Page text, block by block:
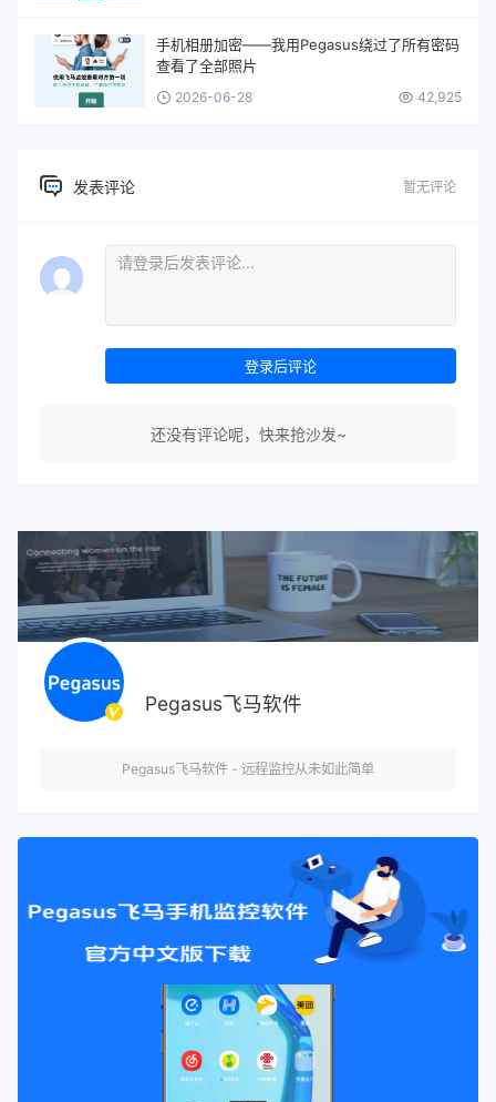
手机相册加密——我用Pegasus绕过了所有密码
查看了全部照片
2026-06-28 42,925
发表评论 暂无评论
登录后评论
还没有评论呢，快来抢沙发~
Pegasus飞马软件
Pegasus飞马软件 - 远程监控从未如此简单